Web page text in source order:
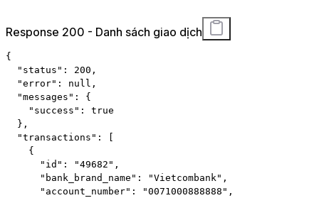
Response 200 - Danh sách giao dịch
{
"status" : 200 ,
"error" : null ,
"messages" :
{
"success" :
true
} ,
"transactions" :
{
"id" : "49682" ,
"bank_brand_name" : "Vietcombank" ,
"account_number" : "0071000888888" ,